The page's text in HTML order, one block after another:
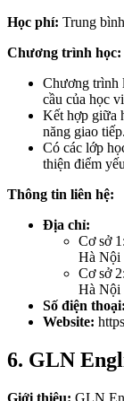
Học phí: Trung
Chương trình học:
Chương trình
cầu của học
Kết hợp giữa
năng giao tiếp.
Có các lớp
thiện điểm
Thông tin liên hệ:
Địa chỉ:
Cơ sở
Hà Nội
Cơ sở
Hà Nội
Số điện thoại:
Website:
6. GLN
Giới thiệu: GLN